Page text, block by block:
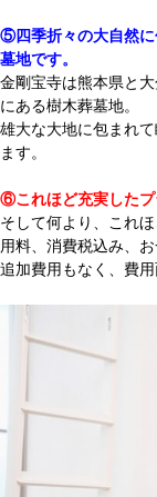
⑤四季折々の大自然に
墓地です。
金剛宝寺は熊本県と
にある樹木葬墓地。
雄大な大地に包まれ
ます。
⑥これほど充実したプ
そして何より、これ
用料、消費税込み、お
追加費用もなく、費用